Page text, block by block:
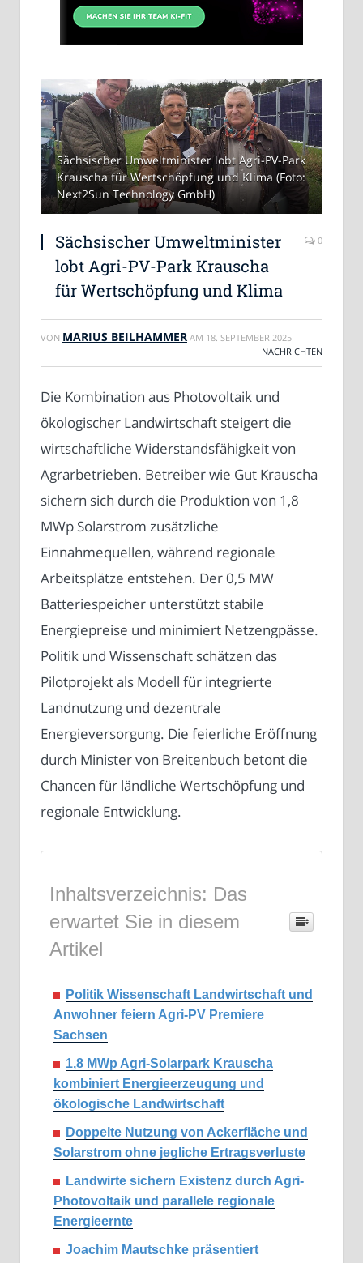
Sächsischer Umweltminister lobt Agri-PV-Park
Krauscha für Wertschöpfung und Klima (Foto:
Next2Sun Technology GmbH)
Sächsischer Umweltminister
lobt Agri-PV-Park Krauscha
für Wertschöpfung und Klima
0
VON MARIUS BEILHAMMER AM 18. SEPTEMBER 2025
NACHRICHTEN
Die Kombination aus Photovoltaik und
ökologischer Landwirtschaft steigert die
wirtschaftliche Widerstandsfähigkeit von
Agrarbetrieben. Betreiber wie Gut Krauscha
sichern sich durch die Produktion von 1,8
MWp Solarstrom zusätzliche
Einnahmequellen, während regionale
Arbeitsplätze entstehen. Der 0,5 MW
Batteriespeicher unterstützt stabile
Energiepreise und minimiert Netzengpässe.
Politik und Wissenschaft schätzen das
Pilotprojekt als Modell für integrierte
Landnutzung und dezentrale
Energieversorgung. Die feierliche Eröffnung
durch Minister von Breitenbuch betont die
Chancen für ländliche Wertschöpfung und
regionale Entwicklung.
Inhaltsverzeichnis: Das
erwartet Sie in diesem
Artikel
Politik Wissenschaft Landwirtschaft und
Anwohner feiern Agri-PV Premiere
Sachsen
1,8 MWp Agri-Solarpark Krauscha
kombiniert Energieerzeugung und
ökologische Landwirtschaft
Doppelte Nutzung von Ackerfläche und
Solarstrom ohne jegliche Ertragsverluste
Landwirte sichern Existenz durch Agri-
Photovoltaik und parallele regionale
Energieernte
Joachim Mautschke präsentiert